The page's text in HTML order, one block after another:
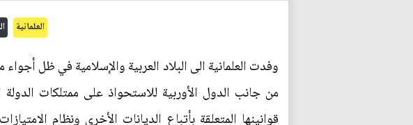
العلمانية
وفدت العلمانية الى البلاد العربية والإسلامية في ظل
من جانب الدول الأوربية للاستحواذ على ممتلكات
قوانينها المتعلقة بأتباع الديانات الأخرى ونظام